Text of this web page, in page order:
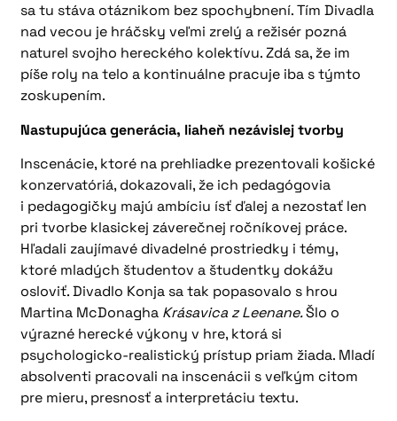
sa tu stáva otáznikom bez spochybnení. Tím Divadla
nad vecou je hráčsky veľmi zrelý a režisér pozná
naturel svojho hereckého kolektívu. Zdá sa, že im
píše roly na telo a kontinuálne pracuje iba s týmto
zoskupením.
Nastupujúca generácia, liaheň nezávislej tvorby
Inscenácie, ktoré na prehliadke prezentovali košické
konzervatóriá, dokazovali, že ich pedagógovia
i pedagogičky majú ambíciu ísť ďalej a nezostať len
pri tvorbe klasickej záverečnej ročníkovej práce.
Hľadali zaujímavé divadelné prostriedky i témy,
ktoré mladých študentov a študentky dokážu
osloviť. Divadlo Konja sa tak popasovalo s hrou
Martina McDonagha Krásavica z Leenane.Šlo o
výrazné herecké výkony v hre, ktorá si
psychologicko-realistický prístup priam žiada. Mladí
absolventi pracovali na inscenácii s veľkým citom
pre mieru, presnosť a interpretáciu textu.